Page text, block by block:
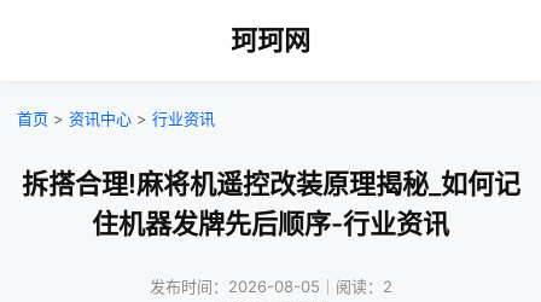
珂珂网
首页 > 资讯中心 > 行业资讯
拆搭合理!麻将机遥控改装原理揭秘_如何记
住机器发牌先后顺序-行业资讯
发布时间：2026-08-05｜阅读：2